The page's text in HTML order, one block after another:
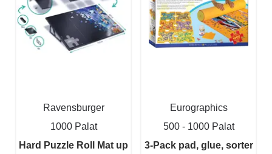
Ravensburger
1000 Palat
Hard Puzzle Roll Mat up
Eurographics
500 - 1000 Palat
3-Pack pad, glue, sorter